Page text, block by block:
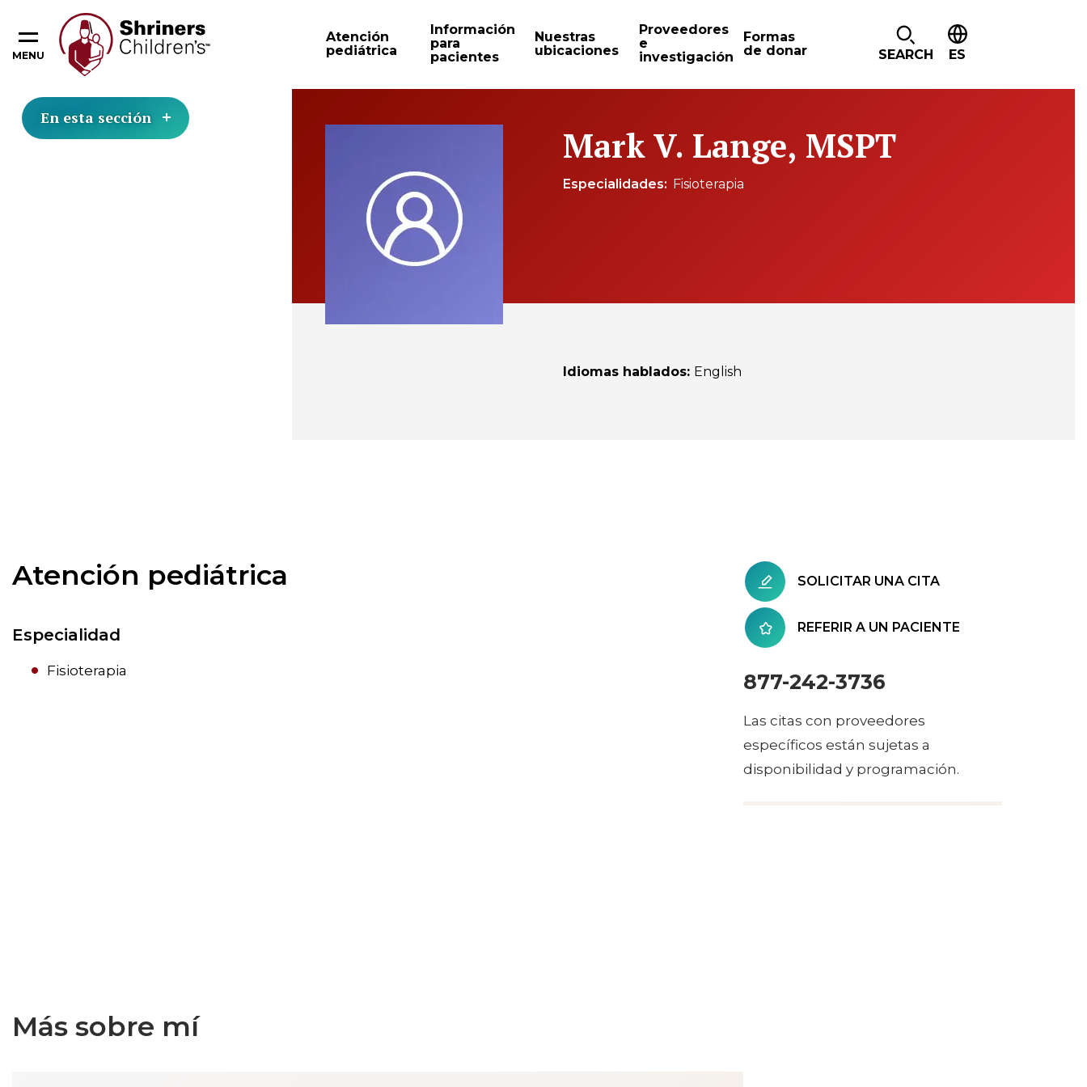
MENU
Atención
pediátrica
Información
para
pacientes
Nuestras
ubicaciones
Proveedores
e
investigación
Formas
de donar
SEARCH ES
En esta sección
Mark V. Lange, MSPT
Especialidades Fisioterapia
Idiomas hablados: English
Atención pediátrica
Especialidad
Fisioterapia
SOLICITAR UNA CITA
REFERIR A UN PACIENTE
877-242-3736
Las citas con proveedores
específicos están sujetas a
disponibilidad y programación.
Más sobre mí